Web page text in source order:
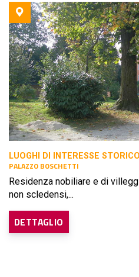
LUOGHI DI INTERESSE
PALAZZO BOSCHETTI
Residenza nobiliare e di
non scledensi,...
DETTAGLIO